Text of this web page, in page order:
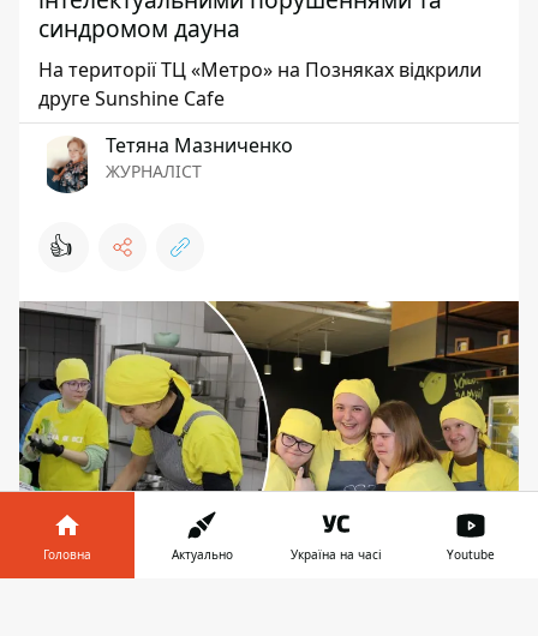
синдромом дауна
На території ТЦ «Метро» на Позняках відкрили
друге Sunshine Cafe
Тетяна Мазниченко
ЖУРНАЛІСТ
👍
Головна Актуально Україна на часі Youtube